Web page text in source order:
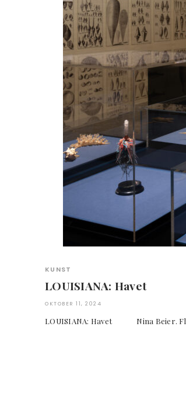
KUNST
LOUISIANA: Havet
OKTOBER 11, 2024
LOUISIANA: Havet Nina Beier.